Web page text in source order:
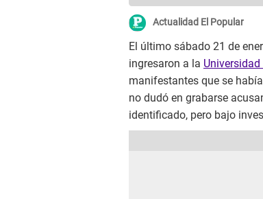
Actualidad El Popular
El último sábado 21 de
ingresaron a la
manifestantes que se
no dudó en grabarse
identificado, pero bajo